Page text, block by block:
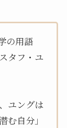
の用語
タフ・ユ
ユングは
む自分」